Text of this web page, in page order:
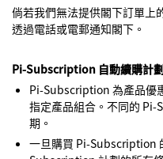
倘若我們無法提供閣下訂單上
透過電話或電郵通知閣下。
Pi-Subscription 自動續購計
Pi-Subscription 為產品優
指定產品組合。不同的
期。
一旦購買 Pi-Subscription